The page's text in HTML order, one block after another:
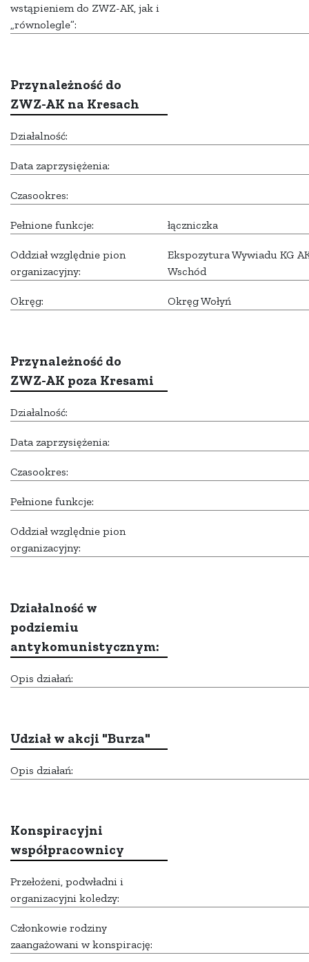
wstąpieniem do ZWZ-AK, jak i
„równolegle”:
Przynależność do
ZWZ-AK na Kresach
Działalność:
Data zaprzysiężenia:
Czasookres:
Pełnione funkcje: łączniczka
Oddział względnie pion
organizacyjny:
Ekspozytura Wywiadu KG
Wschód
Okręg: Okręg Wołyń
Przynależność do
ZWZ-AK poza Kresami
Działalność:
Data zaprzysiężenia:
Czasookres:
Pełnione funkcje:
Oddział względnie pion
organizacyjny:
Działalność w
podziemiu
antykomunistycznym:
Opis działań:
Udział w akcji "Burza"
Opis działań:
Konspiracyjni
współpracownicy
Przełożeni, podwładni i
organizacyjni koledzy:
Członkowie rodziny
zaangażowani w konspirację: